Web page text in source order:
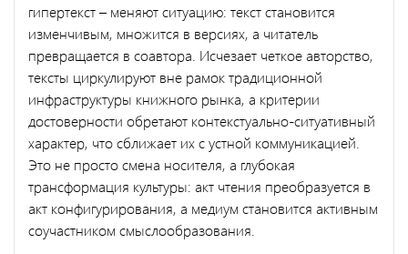
гипертекст – меняют ситуацию: текст становится
изменчивым, множится в версиях, а читатель
превращается в соавтора. Исчезает четкое авторство,
тексты циркулируют вне рамок традиционной
инфраструктуры книжного рынка, а критерии
достоверности обретают контекстуально-ситуативный
характер, что сближает их с устной коммуникацией.
Это не просто смена носителя, а глубокая
трансформация культуры: акт чтения преобразуется в
акт конфигурирования, а медиум становится активным
соучастником смыслообразования.